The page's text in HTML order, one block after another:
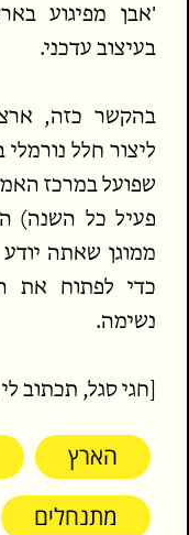
'אבן מפיגוע
בעיצוב עדכני.
בהקשר כזה,
ליצור חלל
שפועל במרכז
פעיל כל השנה)
ממוגן שאתה יודע
כדי לפתוח את
נשימה.
[חגי סגל, תכתוב
הארץ
מתנחלים